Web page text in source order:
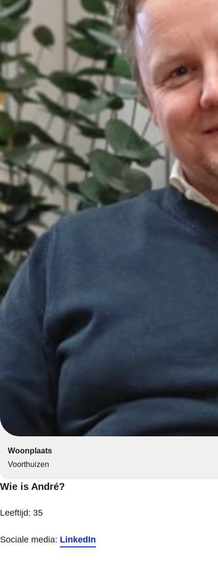
Woonplaats
Voorthuizen
Wie is André?
Leeftijd: 35
Sociale media: LinkedIn